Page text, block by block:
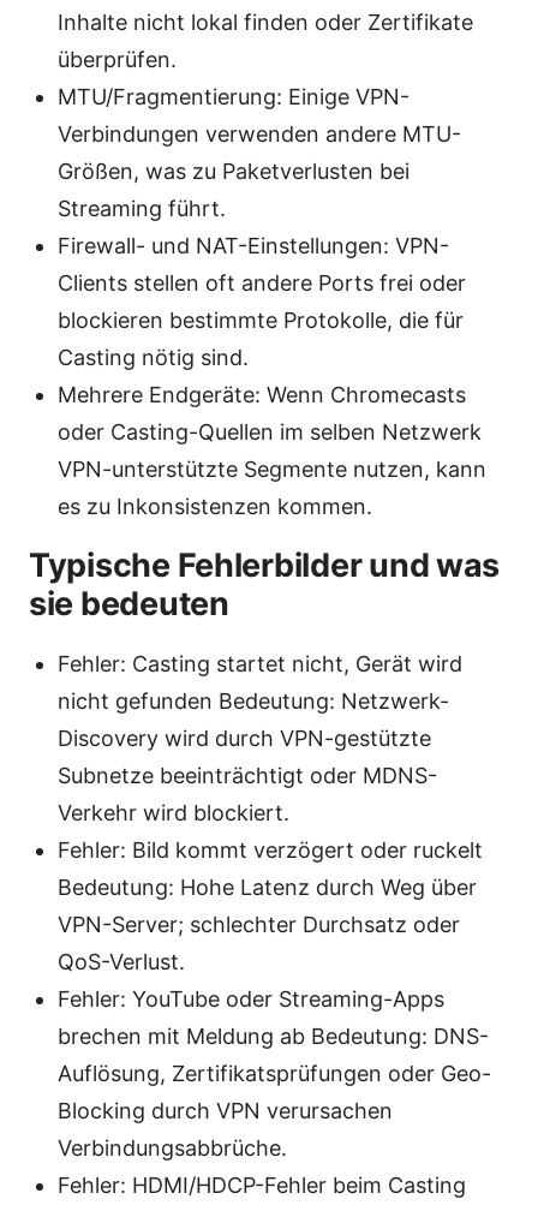
Inhalte nicht lokal finden oder Zertifikate
überprüfen.
MTU/Fragmentierung: Einige VPN-
Verbindungen verwenden andere MTU-
Größen, was zu Paketverlusten bei
Streaming führt.
Firewall- und NAT-Einstellungen: VPN-
Clients stellen oft andere Ports frei oder
blockieren bestimmte Protokolle, die für
Casting nötig sind.
Mehrere Endgeräte: Wenn Chromecasts
oder Casting-Quellen im selben Netzwerk
VPN-unterstützte Segmente nutzen, kann
es zu Inkonsistenzen kommen.
Typische Fehlerbilder und was
sie bedeuten
Fehler: Casting startet nicht, Gerät wird
nicht gefunden Bedeutung: Netzwerk-
Discovery wird durch VPN-gestützte
Subnetze beeinträchtigt oder MDNS-
Verkehr wird blockiert.
Fehler: Bild kommt verzögert oder ruckelt
Bedeutung: Hohe Latenz durch Weg über
VPN-Server; schlechter Durchsatz oder
QoS-Verlust.
Fehler: YouTube oder Streaming-Apps
brechen mit Meldung ab Bedeutung: DNS-
Auflösung, Zertifikatsprüfungen oder Geo-
Blocking durch VPN verursachen
Verbindungsabbrüche.
Fehler: HDMI/HDCP-Fehler beim Casting